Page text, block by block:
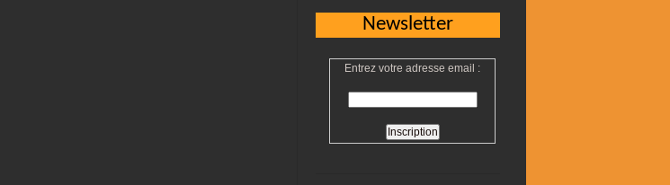
Newsletter
Entrez votre adresse email :